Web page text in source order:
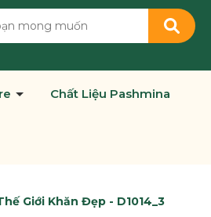
Chất Liệu Pashmina
Giới Khăn Đẹp - D1014_3